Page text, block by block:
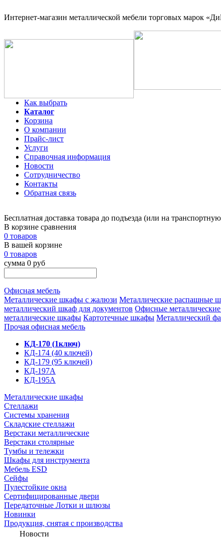
Интернет-магазин металлической мебели торговых марок
Как выбрать
Каталог
Корзина
О компании
Прайс-лист
Услуги
Справочная информация
Новости
Сотрудничество
Контакты
Обратная связь
Бесплатная доставка товара до подъезда (или на
В корзине сравнения
0 товаров
В вашей корзине
0 товаров
сумма 0 руб
Офисная мебель
Металлические шкафы с жалюзи Металлические распашные
металлический шкаф для документов Офисные
металлические шкафы Картотечные шкафы Металлический
Прочая офисная мебель
КД-170 (1ключ)
КД-174 (40 ключей)
КД-179 (95 ключей)
КД-197А
КД-195А
Металлические шкафы
Стеллажи
Системы хранения
Складские стеллажи
Верстаки металлические
Верстаки столярные
Тумбы и тележки
Шкафы для инструмента
Мебель ESD
Сейфы
Пулестойкие окна
Сертифицированные двери
Передаточные Лотки и шлюзы
Новинки
Продукция, снятая с производства
Новости